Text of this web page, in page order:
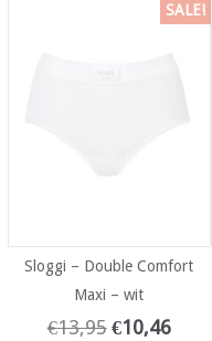
SALE!
Sloggi – Double Comfort
Maxi – wit
€13,95 €10,46